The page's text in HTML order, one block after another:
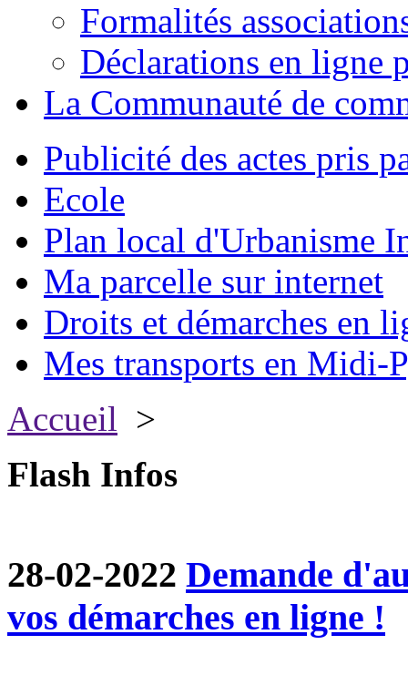
Formalités
Déclarations en ligne
La Communauté de
Publicité des actes pris
Ecole
Plan local d'Urbanisme
Ma parcelle sur internet
Droits et démarches en
Mes transports en Midi-
Accueil >
Flash Infos
28-02-2022 Demande
vos démarches en ligne !